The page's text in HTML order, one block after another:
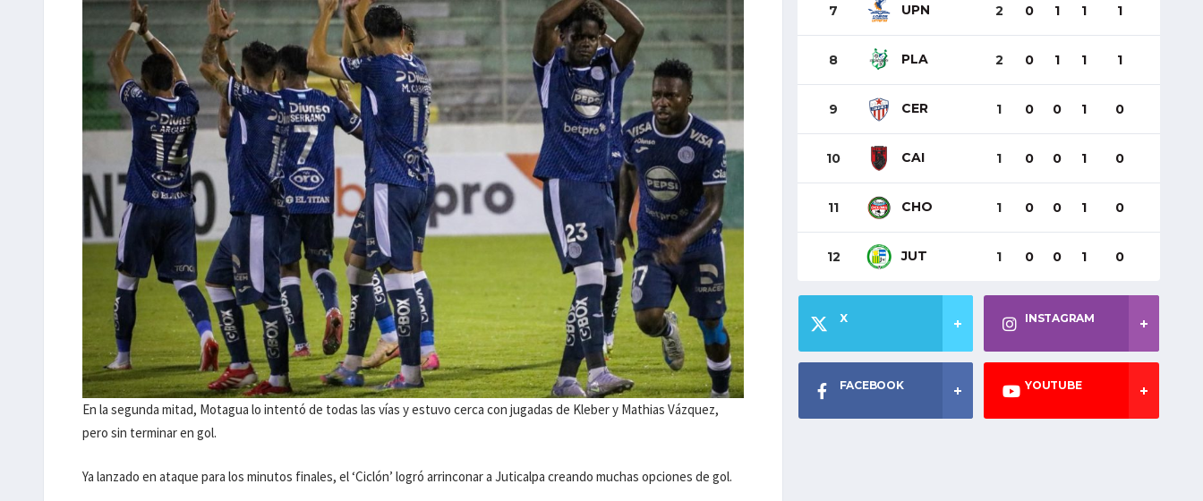
En la segunda mitad, Motagua lo intentó de todas las vías y estuvo cerca con jugadas de Kleber y Mathias Vázquez,
pero sin terminar en gol.
Ya lanzado en ataque para los minutos finales, el ‘Ciclón’ logró arrinconar a Juticalpa creando muchas opciones de gol.
7 UPN 2 0 1 1 1
8 PLA 2 0 1 1 1
9 CER 1 0 0 1 0
10 CAI 1 0 0 1 0
11 CHO 1 0 0 1 0
12 JUT 1 0 0 1 0
X INSTAGRAM
FACEBOOK YOUTUBE